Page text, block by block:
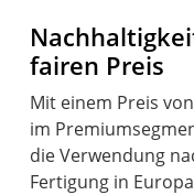
fairen Preis
Mit einem Preis
im
die Verwendung
Fertigung in